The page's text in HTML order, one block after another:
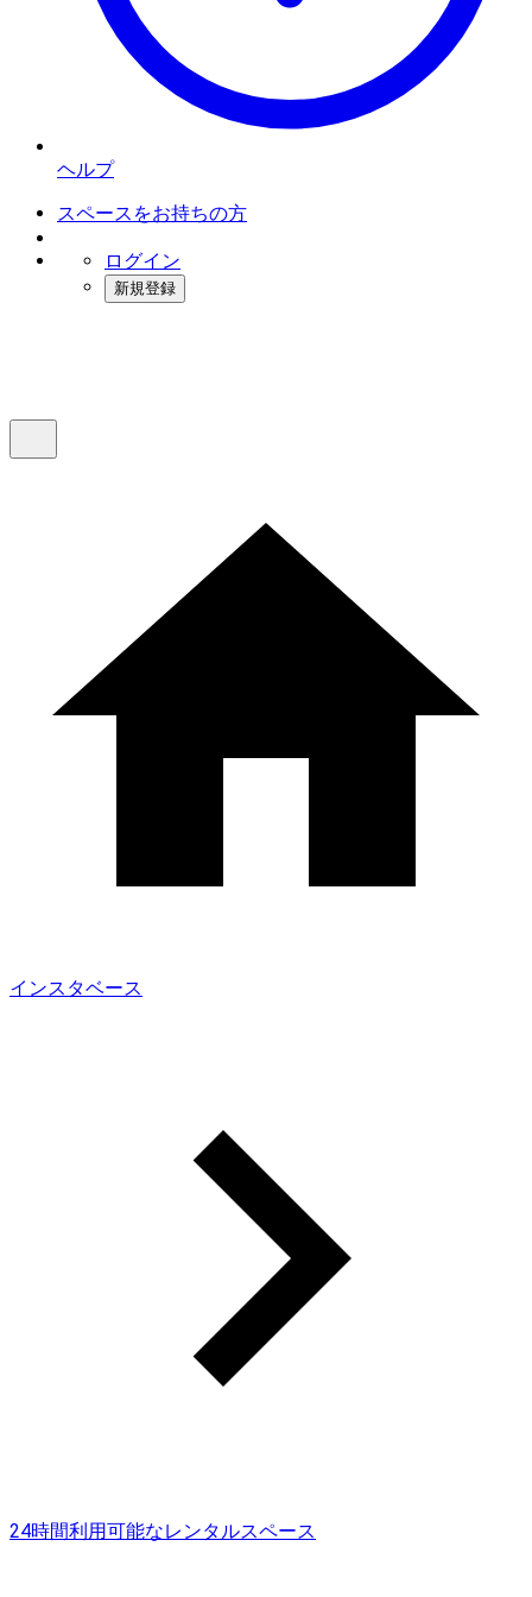
ヘルプ
スペースをお持ちの方
ログイン
新規登録
インスタベース
24時間利用可能なレンタルスペース